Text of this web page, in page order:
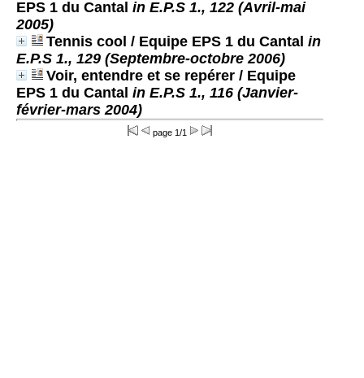
EPS 1 du Cantal in E.P.S 1., 122 (Avril-mai
2005)
Tennis cool / Equipe EPS 1 du Cantal in
E.P.S 1., 129 (Septembre-octobre 2006)
Voir, entendre et se repérer / Equipe
EPS 1 du Cantal in E.P.S 1., 116 (Janvier-
février-mars 2004)
page 1/1